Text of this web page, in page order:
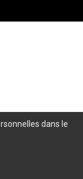
à 4
le faire
vous dans le
dans le